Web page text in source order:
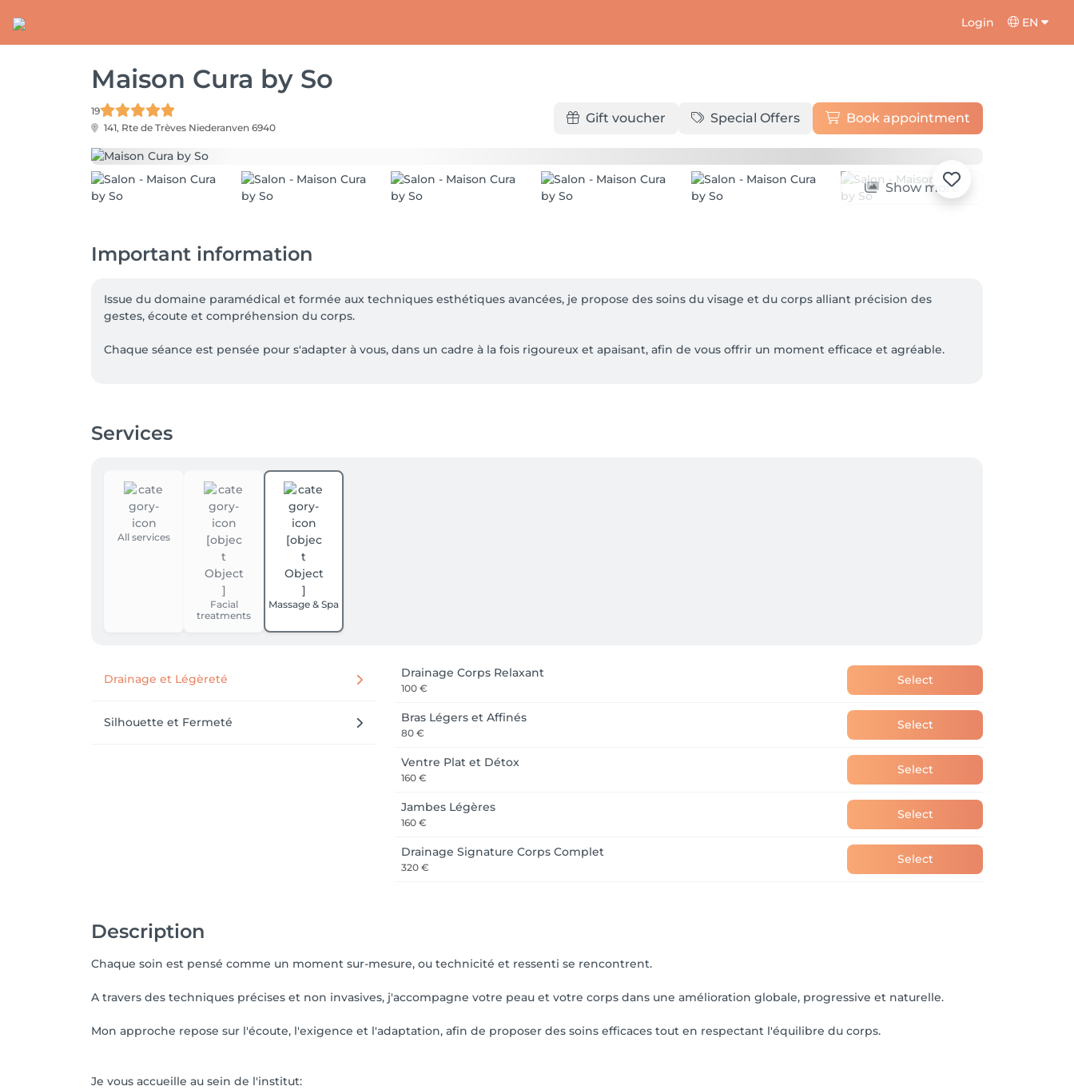
Login EN
Maison Cura by So
19
141, Rte de Trèves Niederanven 6940
Gift voucher Special Offers Book appointment
Show more
Important information
Issue du domaine paramédical et formée aux techniques esthétiques avancées, je propose des soins du visage et du corps alliant précision des
gestes, écoute et compréhension du corps.
Chaque séance est pensée pour s'adapter à vous, dans un cadre à la fois rigoureux et apaisant, afin de vous offrir un moment efficace et agréable.
Services
All services
Facial
treatments
Massage & Spa
Drainage et Légèreté
Silhouette et Fermeté
Drainage Corps Relaxant
100 €
Select
Bras Légers et Affinés
80 €
Select
Ventre Plat et Détox
160 €
Select
Jambes Légères
160 €
Select
Drainage Signature Corps Complet
320 €
Select
Description
Chaque soin est pensé comme un moment sur-mesure, ou technicité et ressenti se rencontrent.
A travers des techniques précises et non invasives, j'accompagne votre peau et votre corps dans une amélioration globale, progressive et naturelle.
Mon approche repose sur l'écoute, l'exigence et l'adaptation, afin de proposer des soins efficaces tout en respectant l'équilibre du corps.
Je vous accueille au sein de l'institut: